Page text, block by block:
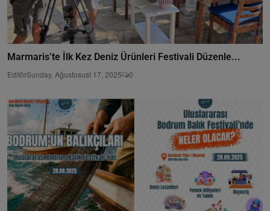
Marmaris’te İlk Kez Deniz Ürünleri Festivali Düzenle...
EditörSunday, Ağustosust 17, 2025 0